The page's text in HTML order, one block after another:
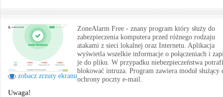
zobacz zrzuty ekranu
ZoneAlarm Free - znany program który służy do
zabezpieczenia komputera przed różnego rodzaju
atakami z sieci lokalnej oraz Internetu. Aplikacja
wyświetla wszelkie informacje o połączeniach i
je do pliku. W przypadku niebezpieczeństwa potrafi
blokować intruza. Program zawiera moduł służący
ochrony poczty e-mail.
Uwaga!